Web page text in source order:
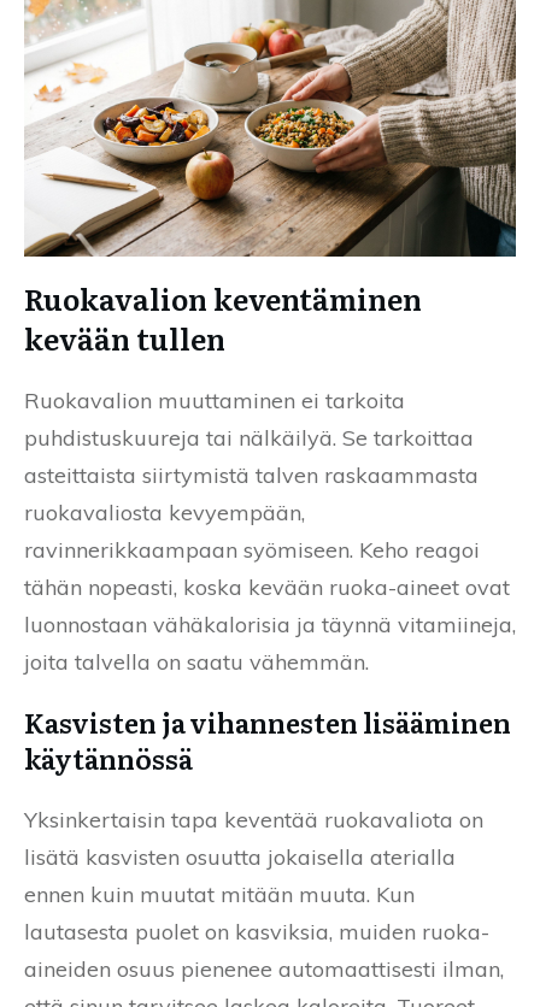
Ruokavalion keventäminen
kevään tullen
Ruokavalion muuttaminen ei tarkoita
puhdistuskuureja tai nälkäilyä. Se tarkoittaa
asteittaista siirtymistä talven raskaammasta
ruokavaliosta kevyempään,
ravinnerikkaampaan syömiseen. Keho reagoi
tähän nopeasti, koska kevään ruoka-aineet ovat
luonnostaan vähäkalorisia ja täynnä vitamiineja,
joita talvella on saatu vähemmän.
Kasvisten ja vihannesten lisääminen
käytännössä
Yksinkertaisin tapa keventää ruokavaliota on
lisätä kasvisten osuutta jokaisella aterialla
ennen kuin muutat mitään muuta. Kun
lautasesta puolet on kasviksia, muiden ruoka-
aineiden osuus pienenee automaattisesti ilman,